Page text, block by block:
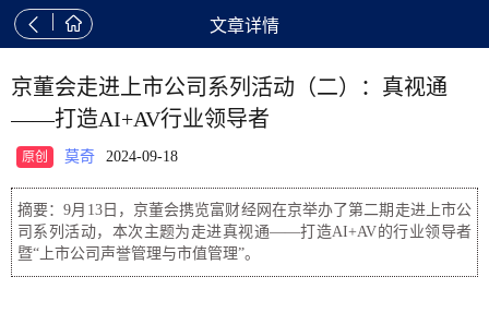
  文章详情
京董会走进上市公司系列活动（二）：真视通
——打造AI+AV行业领导者
原创 莫奇 2024-09-18
摘要：9月13日，京董会携览富财经网在京举办了第二期走进上市公
司系列活动，本次主题为走进真视通——打造AI+AV的行业领导者
暨“上市公司声誉管理与市值管理”。